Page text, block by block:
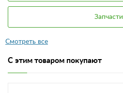
Запчасти
С этим товаром покупают